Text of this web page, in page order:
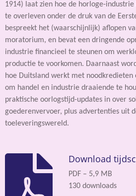
1914) laat zien hoe de horloge-
te overleven onder de druk van de
bespreekt het (waarschijnlijk) aflopen
moratorium, en bevat een dringende
industrie financieel te steunen om
productie te voorkomen. Daarnaast
hoe Duitsland werkt met noodkredieten
om handel en industrie draaiende te
praktische oorlogstijd-updates in over
goederenvervoer, plus advertenties uit
toeleveringswereld.
Download
PDF – 5,9 MB
130 downloads